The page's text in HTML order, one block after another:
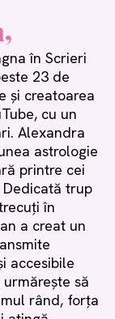
în Scrieri
23 de
și creatoarea
cu un
Alexandra
astrologie
printre cei
Dedicată trup
în
a creat un
accesibile
să
rând, forța